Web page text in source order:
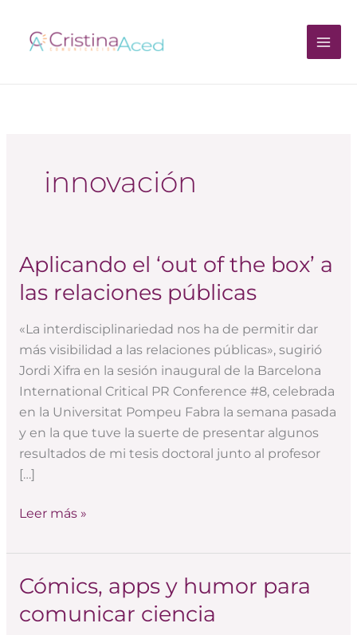
contenido
innovación
Aplicando el ‘out of the box’ a
las relaciones públicas
«La interdisciplinariedad nos ha de permitir dar
más visibilidad a las relaciones públicas», sugirió
Jordi Xifra en la sesión inaugural de la Barcelona
International Critical PR Conference #8, celebrada
en la Universitat Pompeu Fabra la semana pasada
y en la que tuve la suerte de presentar algunos
resultados de mi tesis doctoral junto al profesor
[…]
Aplicando
el
‘out
of
the
box’
a
relaciones
públicas
Leer más »
Cómics, apps y humor para
comunicar ciencia
Cómics,
y